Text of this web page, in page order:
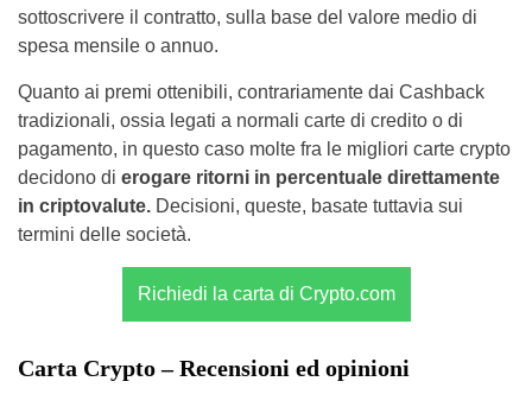
sottoscrivere il contratto, sulla base del valore medio di
spesa mensile o annuo.
Quanto ai premi ottenibili, contrariamente dai Cashback
tradizionali, ossia legati a normali carte di credito o di
pagamento, in questo caso molte fra le migliori carte crypto
decidono di erogare ritorni in percentuale direttamente
in criptovalute. Decisioni, queste, basate tuttavia sui
termini delle società.
Richiedi la carta di Crypto.com
Carta Crypto – Recensioni ed opinioni